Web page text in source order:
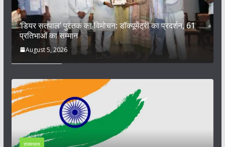
‘डियर सतपाल’ पुस्तक का विमोचन: डॉक्यूमेंट्री का प्रदर्शन, 61
प्रतिभाओं का सम्मान
August 5, 2026
राजस्थान